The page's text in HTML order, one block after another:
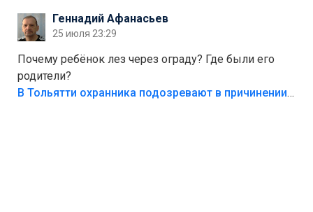
свою судьбу.Геннадий Афанасьев
25 июля 23:29
Почему ребёнок лез через ограду? Где были его
родители?
В Тольятти охранника подозревают в причинении смерти ребенку